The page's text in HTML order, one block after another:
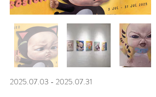
2025.07.03 - 2025.07.31